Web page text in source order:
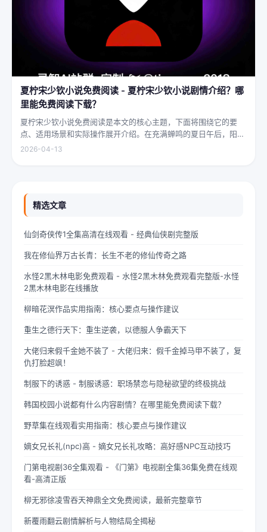
夏柠宋少钦小说免费阅读 - 夏柠宋少钦小说剧情介绍？哪
里能免费阅读下载？
夏柠宋少钦小说免费阅读是本文的核心主题，下面将围绕它的要
点、适用场景和实际操作展开介绍。在充满蝉鸣的夏日午后，阳光
透过梧桐树叶的缝隙，洒在少女夏柠的肩头。她坐在旧书摊旁，手
2026-04-13
精选文章
仙剑奇侠传1全集高清在线观看 - 经典仙侠剧完整版
我在修仙界万古长青：长生不老的修仙传奇之路
水怪2黑木林电影免费观看 - 水怪2黑木林免费观看完整版-水怪
2黑木林电影在线播放
柳暗花溟作品实用指南：核心要点与操作建议
重生之德行天下：重生逆袭，以德服人争霸天下
大佬归来假千金她不装了 - 大佬归来：假千金掉马甲不装了，复
仇打脸超飒！
制服下的诱惑 - 制服诱惑：职场禁恋与隐秘欲望的终极挑战
韩国校园小说都有什么内容剧情？在哪里能免费阅读下载？
野草集在线观看实用指南：核心要点与操作建议
嫡女兄长礼(npc)高 - 嫡女兄长礼攻略：高好感NPC互动技巧
门第电视剧36全集观看 - 《门第》电视剧全集36集免费在线观
看-高清正版
柳无邪徐凌雪吞天神鼎全文免费阅读，最新完整章节
新覆雨翻云剧情解析与人物结局全揭秘